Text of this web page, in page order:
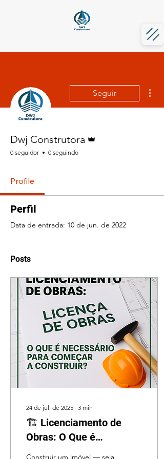
Seguir
Dwj Construtora
0 seguidor 0 seguindo
Profile
Perfil
Data de entrada: 10 de jun. de 2022
Posts
24 de jul. de 2025 ∙ 3 min
🏗️ Licenciamento de
Obras: O Que é
Necessário para
Construir um imóvel — seja